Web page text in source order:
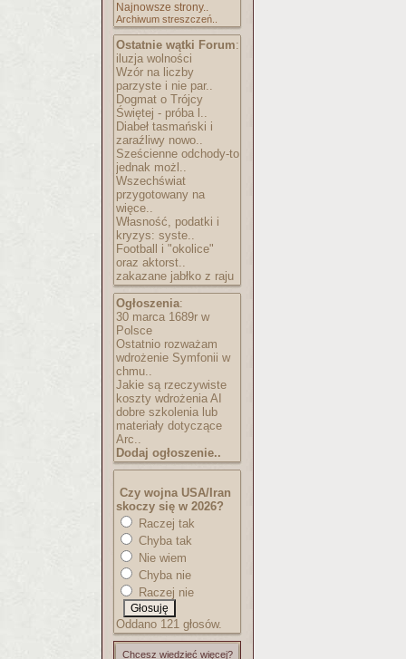
Najnowsze strony..
Archiwum streszczeń..
Ostatnie wątki Forum:
iluzja wolności
Wzór na liczby
parzyste i nie par..
Dogmat o Trójcy
Świętej - próba l..
Diabeł tasmański i
zaraźliwy nowo..
Sześcienne odchody-to
jednak możl..
Wszechświat
przygotowany na
więce..
Własność, podatki i
kryzys: syste..
Football i "okolice"
oraz aktorst..
zakazane jabłko z raju
Ogłoszenia:
30 marca 1689r w
Polsce
Ostatnio rozważam
wdrożenie Symfonii w
chmu..
Jakie są rzeczywiste
koszty wdrożenia AI
dobre szkolenia lub
materiały dotyczące
Arc..
Dodaj ogłoszenie..
Czy wojna USA/Iran
skoczy się w 2026?
Raczej tak
Chyba tak
Nie wiem
Chyba nie
Raczej nie
Oddano 121 głosów.
Chcesz wiedzieć więcej?